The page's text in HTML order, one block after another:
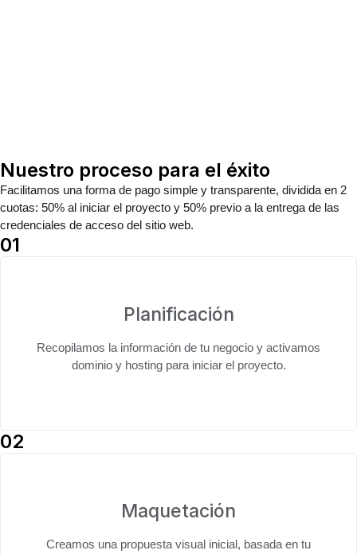
Nuestro proceso para el éxito
Facilitamos una forma de pago simple y transparente, dividida en 2
cuotas: 50% al iniciar el proyecto y 50% previo a la entrega de las
credenciales de acceso del sitio web.
01
Planificación
Recopilamos la información de tu negocio y activamos
dominio y hostingpara iniciar el proyecto.
02
Maquetación
Creamos una propuesta visual inicial, basada en tu